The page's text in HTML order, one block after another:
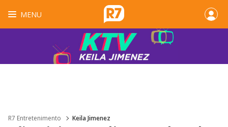
MENU
R7 Entretenimento Keila Jimenez